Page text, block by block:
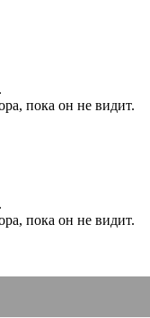
пока он не видит.
пока он не видит.